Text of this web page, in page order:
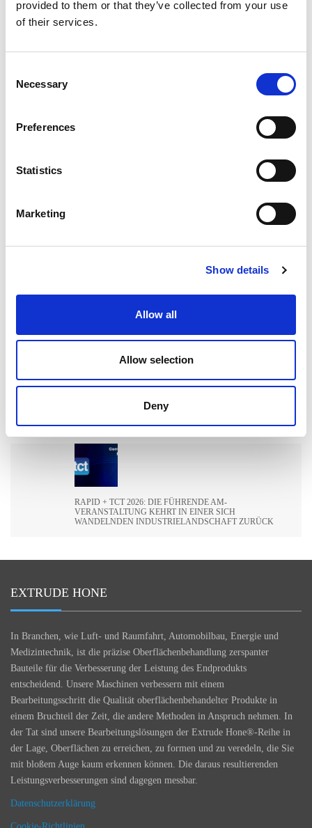
provided to them or that they’ve collected from your use
of their services.
Selection
Necessary
Preferences
Statistics
Marketing
Show details
Allow all
Allow selection
Deny
Neueste Beiträge
ZUVERLÄSSIGKEIT VON SCHWERMASCHINEN
WIE EXTRUDE HONE DIE LEISTUNGSGRENZEN IN DER
ALUMINIUMEXTRUSION MIT ABRASIVE FLOW
MACHINING (AFM) STEIGERTE
ILA BERLIN 2026: DIE GLOBALE LUFT- UND
RAPID + TCT 2026: DIE FÜHRENDE AM-
VERANSTALTUNG KEHRT IN EINER SICH
WANDELNDEN INDUSTRIELANDSCHAFT ZURÜCK
EXTRUDE HONE
In Branchen, wie Luft- und Raumfahrt, Automobilbau, Energie und
Medizintechnik, ist die präzise Oberflächenbehandlung zerspanter
Bauteile für die Verbesserung der Leistung des Endprodukts
entscheidend. Unsere Maschinen verbessern mit einem
Bearbeitungsschritt die Qualität oberflächenbehandelter Produkte in
einem Bruchteil der Zeit, die andere Methoden in Anspruch nehmen. In
der Tat sind unsere Bearbeitungslösungen der Extrude Hone®-Reihe in
der Lage, Oberflächen zu erreichen, zu formen und zu veredeln, die Sie
mit bloßem Auge kaum erkennen können. Die daraus resultierenden
Leistungsverbesserungen sind dagegen messbar.
Datenschutzerklärung